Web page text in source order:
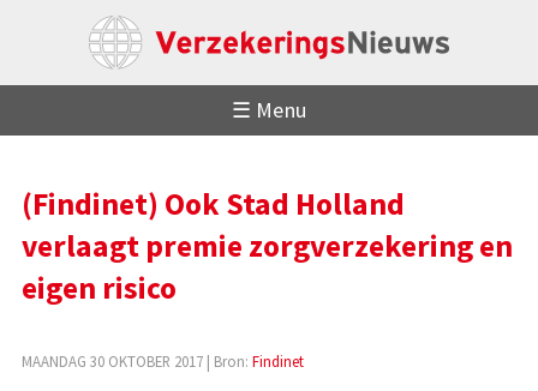
☰ Menu
(Findinet) Ook Stad Holland
verlaagt premie zorgverzekering en
eigen risico
MAANDAG 30 OKTOBER 2017| Bron: Findinet